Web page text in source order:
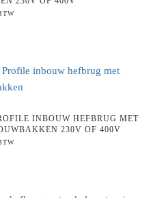
INBOUW HEFBRUG MET
230V OF 400V